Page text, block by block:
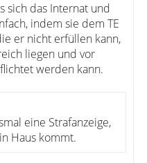
sich das Internat und
indem sie dem TE
er nicht erfüllen kann,
liegen und vor
werden kann.
eine Strafanzeige,
Haus kommt.